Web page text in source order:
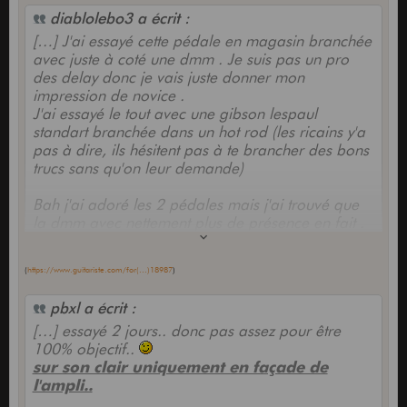
diablolebo3 a écrit :
[…] J'ai essayé cette pédale en magasin branchée
avec juste à coté une dmm . Je suis pas un pro
des delay donc je vais juste donner mon
impression de novice .
J'ai essayé le tout avec une gibson lespaul
standart branchée dans un hot rod (les ricains y'a
pas à dire, ils hésitent pas à te brancher des bons
trucs sans qu'on leur demande)
Bah j'ai adoré les 2 pédales mais j'ai trouvé que
J'ai alors rajouté un peu de reverb et je trouve
qui fait plaisir)
. Il change très subtilement le son . Moi j'ai adoré .
Dans l'absolu je trouve que la dmm est au dessus
. Mais pour un prix allant du simple au double, je
pense que la mxr vaut nettement plus le coup .
(https://www.guitariste.com/for(...)18987)
pbxl a écrit :
[…] essayé 2 jours.. donc pas assez pour être
100% objectif..
sur son clair uniquement en façade de
l'ampli..